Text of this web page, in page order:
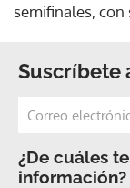
semifinales, con
Suscríbete
¿De cuáles
información?